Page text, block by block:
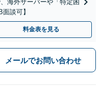
海外サーバーや「特定困
談可】
料金表を見る
メールでお問い合わせ